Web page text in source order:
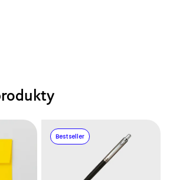
Bestseller